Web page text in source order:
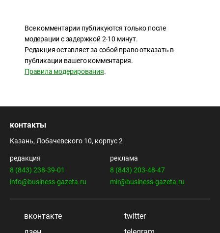
Все комментарии публикуются только после
модерации с задержкой 2-10 минут.
Редакция оставляет за собой право отказать в
публикации вашего комментария.
Правила модерирования.
контакты
Казань, Лобачевского 10, корпус 2
редакция
8 (843) 238-39-01
info@business-gazeta.ru
реклама
8 (843) 203-48-47
mir@business-gazeta.ru
вконтакте
twitter